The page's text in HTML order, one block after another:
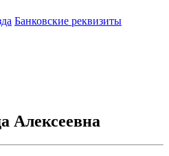
Банковские реквизиты
Алексеевна